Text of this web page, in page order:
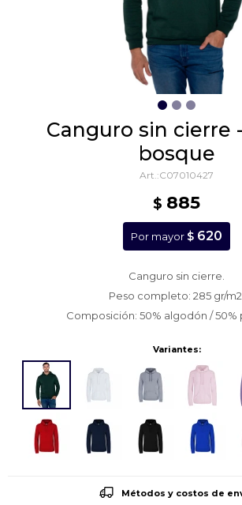
canguro sin cierre - verde
bosque
C07010427
$ 885
Por mayor $ 620
Canguro sin cierre.
Peso completo: 285 gr/m2.
Composición: 50% algodón / 50%
Variantes:
Métodos y costos de